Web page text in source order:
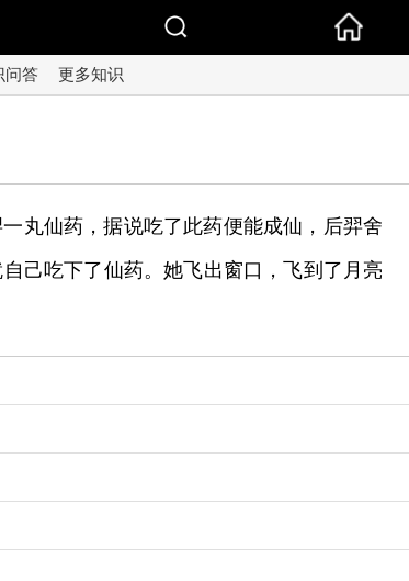
问答 更多知识
丸仙药，据说吃了此药便能成仙，后羿舍
己吃下了仙药。她飞出窗口，飞到了月亮